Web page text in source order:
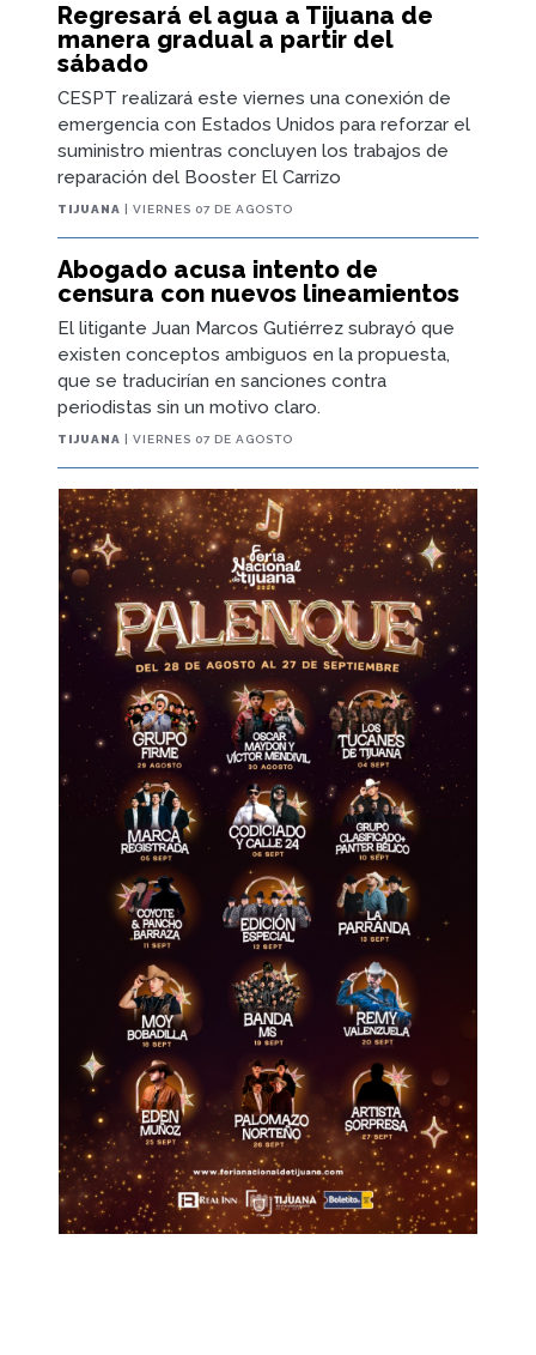
Regresará el agua a Tijuana de
manera gradual a partir del
sábado
CESPT realizará este viernes una conexión de
emergencia con Estados Unidos para reforzar el
suministro mientras concluyen los trabajos de
reparación del Booster El Carrizo
TIJUANA | VIERNES 07 DE AGOSTO
Abogado acusa intento de
censura con nuevos lineamientos
El litigante Juan Marcos Gutiérrez subrayó que
existen conceptos ambiguos en la propuesta,
que se traducirían en sanciones contra
periodistas sin un motivo claro.
TIJUANA | VIERNES 07 DE AGOSTO